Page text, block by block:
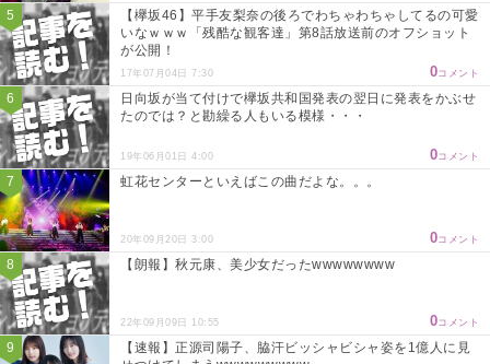
【欅坂46】平手友梨奈の後ろでわちゃわちゃしてるの可愛
いなｗｗｗ「残酷な観客達」第8話放送前のオフショット
が公開！
17年07月04日 7:30 0コメント
日向坂が当て付けで欅坂共和国発表の翌日に発表をかぶせ
たのでは？と勘繰る人もいる模様・・・
19年06月01日 4:00 0コメント
虹花センターといえばこの曲だよな。。。
20年09月20日 3:00 0コメント
【朗報】秋元康、美少女だったwwwwwwww
22年09月09日 10:55 0コメント
【速報】正源司陽子、脇汗ビッシャビシャ姿を1億人に見